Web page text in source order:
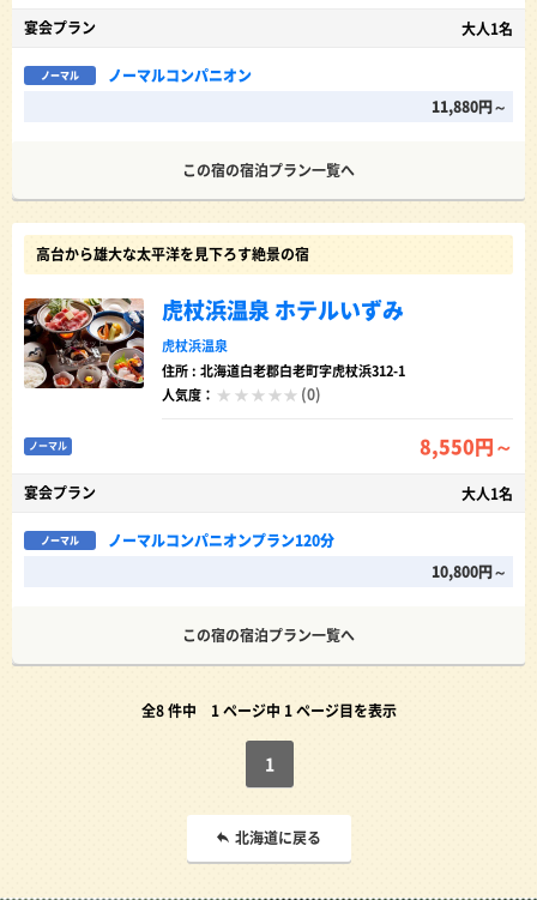
宴会プラン 大人1名
ノーマル
ノーマルコンパニオン
11,880円～
この宿の宿泊プラン一覧へ
高台から雄大な太平洋を見下ろす絶景の宿
虎杖浜温泉 ホテルいずみ
虎杖浜温泉
住所 : 北海道白老郡白老町字虎杖浜312-1
人気度：
(0)
ノーマル 8,550円～
宴会プラン 大人1名
ノーマル
ノーマルコンパニオンプラン120分
10,800円～
この宿の宿泊プラン一覧へ
全8 件中 1 ページ中 1 ページ目を表示
1
北海道に戻る